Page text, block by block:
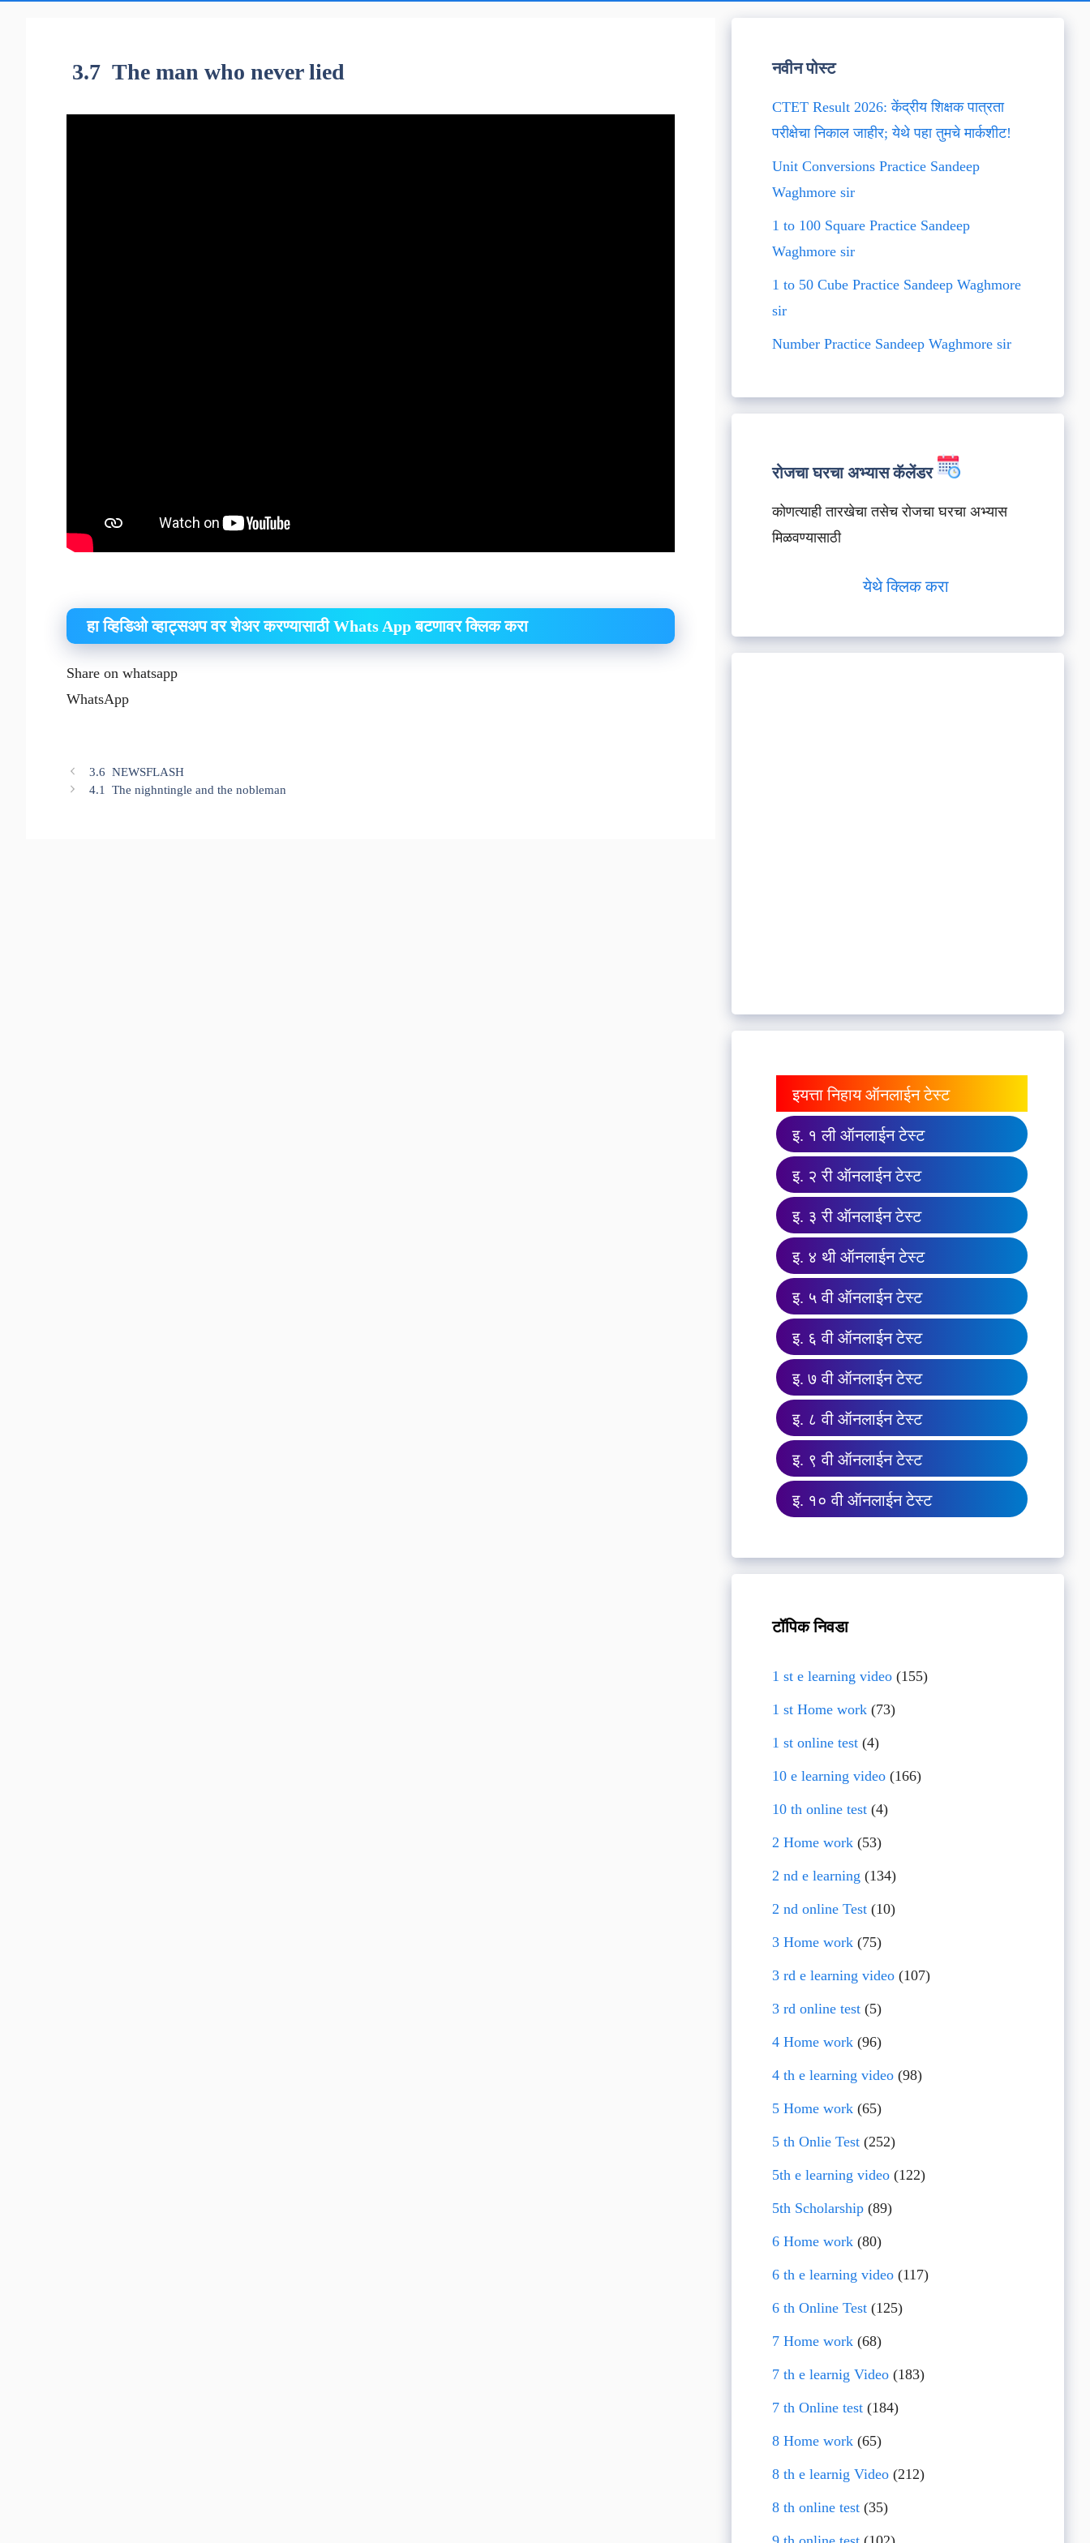
3.7 The man who never lied
हा व्हिडिओ व्हाट्सअप वर शेअर करण्यासाठी Whats App बटणावर क्लिक करा
Share on whatsapp
WhatsApp
3.6 NEWSFLASH
4.1 The nighntingle and the nobleman
नवीन पोस्ट
CTET Result 2026: केंद्रीय शिक्षक पात्रता
परीक्षेचा निकाल जाहीर; येथे पहा तुमचे मार्कशीट!
Unit Conversions Practice Sandeep
Waghmore sir
1 to 100 Square Practice Sandeep
Waghmore sir
1 to 50 Cube Practice Sandeep Waghmore
sir
Number Practice Sandeep Waghmore sir
रोजचा घरचा अभ्यास कॅलेंडर
कोणत्याही तारखेचा तसेच रोजचा घरचा अभ्यास
मिळवण्यासाठी
येथे क्लिक करा
इयत्ता निहाय ऑनलाईन टेस्ट
इ. १ ली ऑनलाईन टेस्ट
इ. २ री ऑनलाईन टेस्ट
इ. ३ री ऑनलाईन टेस्ट
इ. ४ थी ऑनलाईन टेस्ट
इ. ५ वी ऑनलाईन टेस्ट
इ. ६ वी ऑनलाईन टेस्ट
इ. ७ वी ऑनलाईन टेस्ट
इ. ८ वी ऑनलाईन टेस्ट
इ. ९ वी ऑनलाईन टेस्ट
इ. १० वी ऑनलाईन टेस्ट
टॉपिक निवडा
1 st e learning video(155)
1 st Home work(73)
1 st online test(4)
10 e learning video(166)
10 th online test(4)
2 Home work(53)
2 nd e learning (134)
2 nd online Test(10)
3 Home work(75)
3 rd e learning video(107)
3 rd online test(5)
4 Home work(96)
4 th e learning video(98)
5 Home work(65)
5 th Onlie Test(252)
5th e learning video(122)
5th Scholarship(89)
6 Home work(80)
6 th e learning video(117)
6 th Online Test(125)
7 Home work(68)
7 th e learnig Video(183)
7 th Online test(184)
8 Home work(65)
8 th e learnig Video(212)
8 th online test(35)